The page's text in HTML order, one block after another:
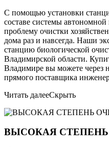
С помощью установки
составе системы
проблему очистки
дома раз и навсегда. Наши
станцию биологической
Владимирской области.
Владимире вы можете
прямого поставщика
Читать далееСкрыть
ВЫСОКАЯ